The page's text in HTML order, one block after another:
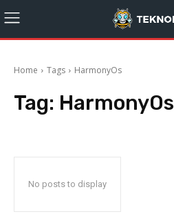
Home Tags HarmonyOs
Tag: HarmonyOs
No posts to display